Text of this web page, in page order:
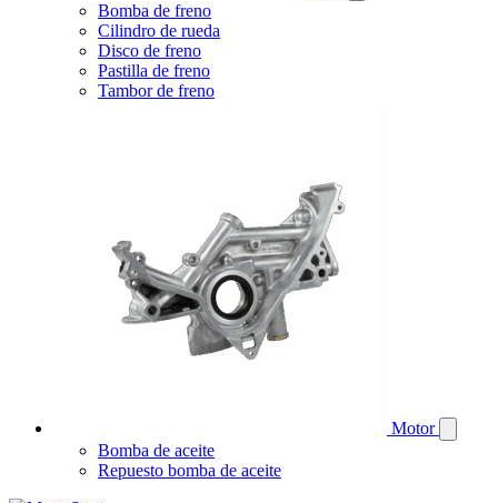
Bomba de freno
Cilindro de rueda
Disco de freno
Pastilla de freno
Tambor de freno
Motor
Bomba de aceite
Repuesto bomba de aceite